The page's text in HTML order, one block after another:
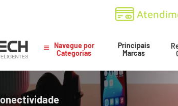
Navegue por
Categorias
Principais
Marcas